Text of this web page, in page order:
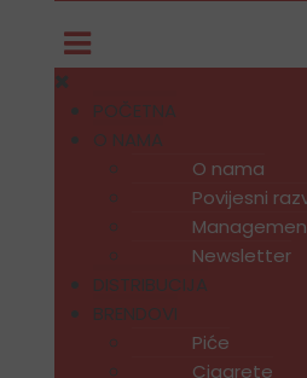
POČETNA
O NAMA
O nama
Povijesni
Newsletter
DISTRIBUCIJA
BRENDOVI
Piće
Cigarete